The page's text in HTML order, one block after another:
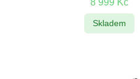
8 999 Kč
Skladem